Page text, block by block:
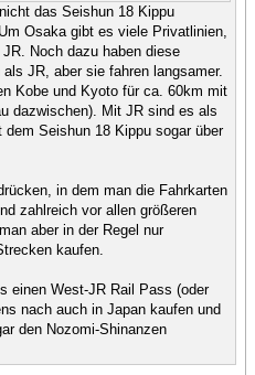
das Seishun 18 Kippu
Osaka gibt es viele Privatlinien,
Noch dazu haben diese
JR, aber sie fahren langsamer.
Kobe und Kyoto für ca. 60km mit
dazwischen). Mit JR sind es als
Seishun 18 Kippu sogar über
in dem man die Fahrkarten
zahlreich vor allen größeren
aber in der Regel nur
kaufen.
einen West-JR Rail Pass (oder
nach auch in Japan kaufen und
den Nozomi-Shinanzen